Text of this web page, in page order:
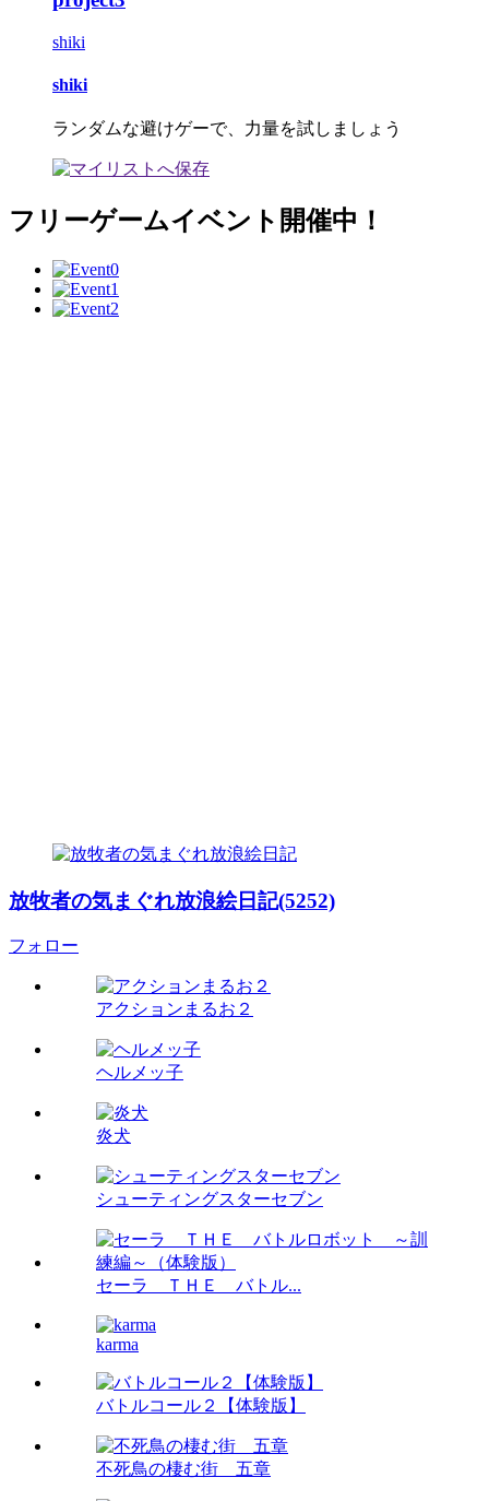
shiki
shiki
ランダムな避けゲーで、力量を試しましょう
フリーゲームイベント開催中！
放牧者の気まぐれ放浪絵日記(5252)
フォロー
アクションまるお２
ヘルメッ子
炎犬
シューティングスターセブン
セーラ ＴＨＥ バトル...
karma
バトルコール２【体験版】
不死鳥の棲む街 五章